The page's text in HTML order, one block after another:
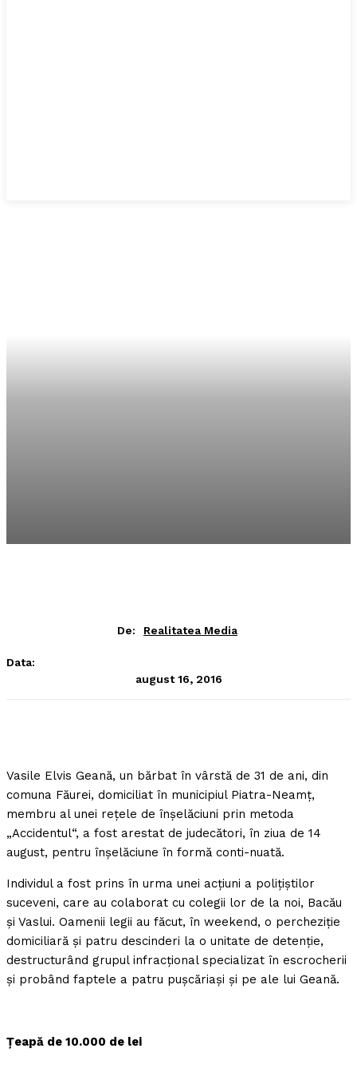
De: Realitatea Media
Data:
august 16, 2016
Vasile Elvis Geană, un bărbat în vârstă de 31 de ani, din
comuna Făurei, domiciliat în municipiul Piatra-Neamţ,
membru al unei reţele de înşelăciuni prin metoda
„Accidentul“, a fost arestat de judecători, în ziua de 14
august, pentru înşelăciune în formă conti-nuată.
Individul a fost prins în urma unei acţiuni a poliţiştilor
suceveni, care au colaborat cu colegii lor de la noi, Bacău
şi Vaslui. Oamenii legii au făcut, în weekend, o percheziţie
domiciliară şi patru descinderi la o unitate de detenţie,
destructurând grupul infracţional specializat în escrocherii
şi probând faptele a patru puşcăriaşi şi pe ale lui Geană.
Ţeapă de 10.000 de lei